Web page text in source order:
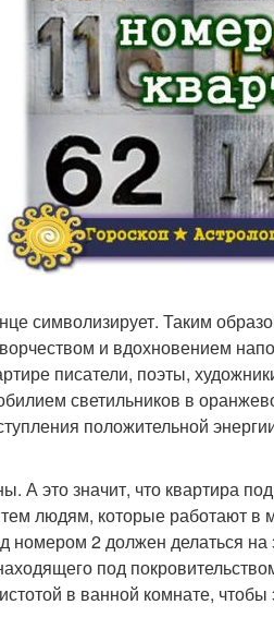
символизирует. Таким
и вдохновением
писатели, поэты,
светильников в
положительной
А это значит, что квартира
людям, которые работают
номером 2 должен делаться
под
в ванной комнате,